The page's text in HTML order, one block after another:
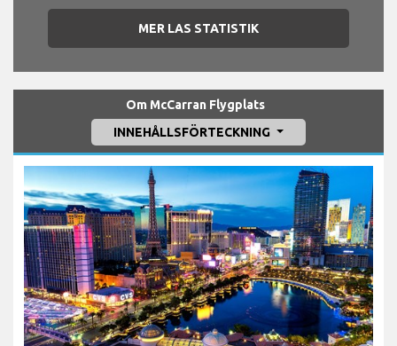
MER LAS STATISTIK
Om McCarran Flygplats
INNEHÅLLSFÖRTECKNING